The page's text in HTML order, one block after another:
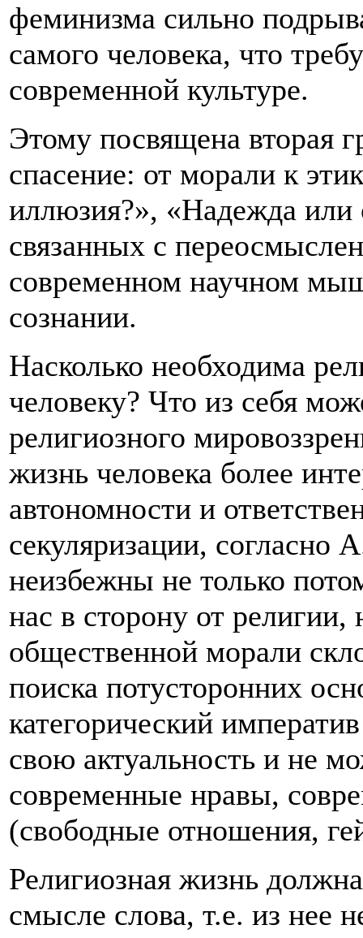
феминизма сильно
самого человека, что
современной культуре.
Этому посвящена вторая
спасение: от морали к
иллюзия?», «Надежда или
связанных с
современном научном
сознании.
Насколько необходима
человеку? Что из себя
религиозного
жизнь человека более
автономности и
секуляризации,
неизбежны не только
нас в сторону от религии,
общественной морали
поиска потусторонних
категорический
свою актуальность и не
современные нравы,
(свободные отношения,
Религиозная жизнь
смысле слова, т.е. из нее